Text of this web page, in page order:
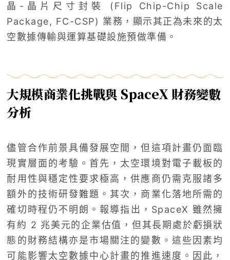
晶-晶片尺寸封裝 (Flip Chip-Chip Scale
Package, FC-CSP) 業務，顯示其正為未來的太
空數據傳輸與運算基礎設施預做準備。
大規模商業化挑戰與 SpaceX 財務變數
分析
儘管合作前景具備發展空間，但這項計畫仍面臨
現實層面的考驗。首先，太空環境對電子載板的
耐用性與穩定性要求極高，供應商仍需克服諸多
額外的技術研發難題。其次，商業化落地所需的
確切時程仍不明朗。報導指出，SpaceX 雖然擁
有約 2 兆美元的企業估值，但其長期處於虧損狀
態的財務結構亦是市場關注的變數。這些因素均
可能影響太空數據中心計畫的推進速度。因此，